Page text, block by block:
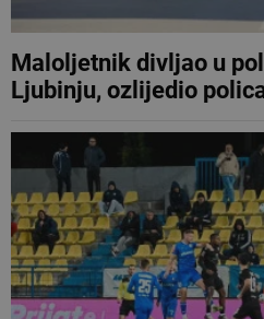
Maloljetnik divljao u
Ljubinju, ozlijedio